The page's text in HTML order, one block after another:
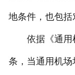
地条件，也包括
依据《通用机
条，当通用机